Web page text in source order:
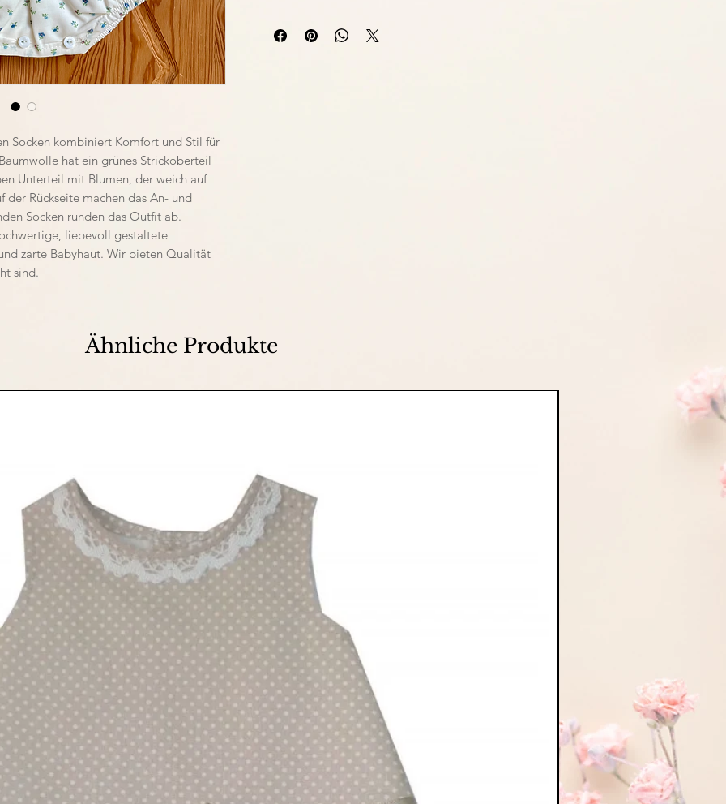
Socken kombiniert Komfort und Stil für
hat ein grünes Strickoberteil
Unterteil mit Blumen, der weich auf
der Rückseite machen das An- und
Socken runden das Outfit ab.
liebevoll gestaltete
zarte Babyhaut. Wir bieten Qualität
sind.
versichert. Mit DPD oder UPS.
Ähnliche Produkte